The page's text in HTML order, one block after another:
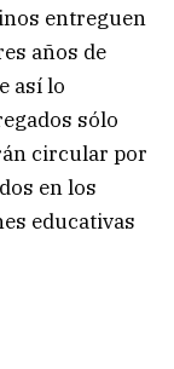
entreguen
años de
así lo
sólo
circular por
en los
educativas